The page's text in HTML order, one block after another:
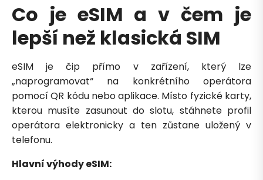
Co je eSIM a v čem je
lepší než klasická SIM
eSIM je čip přímo v zařízení, který lze
„naprogramovat“ na konkrétního operátora
pomocí QR kódu nebo aplikace. Místo fyzické karty,
kterou musíte zasunout do slotu, stáhnete profil
operátora elektronicky a ten zůstane uložený v
telefonu.
Hlavní výhody eSIM: